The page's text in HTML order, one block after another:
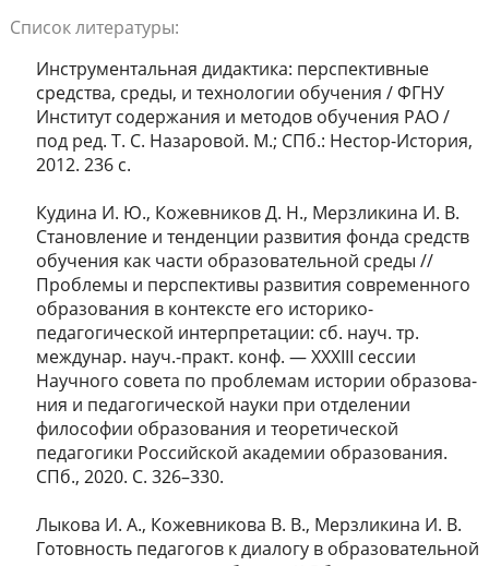
Список литературы:
Инструментальная дидактика: перспективные
средства, среды, и технологии обучения / ФГНУ
Институт содержания и методов обучения РАО /
под ред. Т. С. Назаровой. М.; СПб.: Нестор-История,
2012. 236 с.
Кудина И. Ю., Кожевников Д. Н., Мерзликина И. В.
Становление и тенденции развития фонда средств
обучения как части образовательной среды //
Проблемы и перспективы развития современного
образования в контексте его историко-
педагогической интерпретации: сб. науч. тр.
междунар. науч.-практ. конф. — XXХIII сессии
Научного совета по проблемам истории образова-
ния и педагогической науки при отделении
философии образования и теоретической
педагогики Российской академии образования.
СПб., 2020. С. 326–330.
Лыкова И. А., Кожевникова В. В., Мерзликина И. В.
Готовность педагогов к диалогу в образовательной